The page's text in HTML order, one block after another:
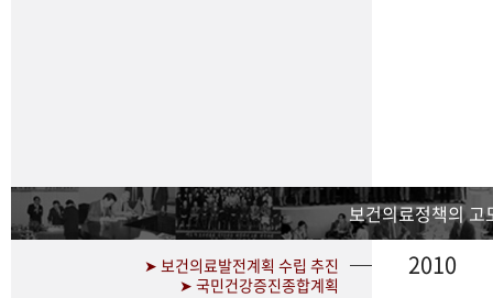
보건의료정책의 고
➤ 보건의료발전계획 수립 추진
➤ 국민건강증진종합계획
2010